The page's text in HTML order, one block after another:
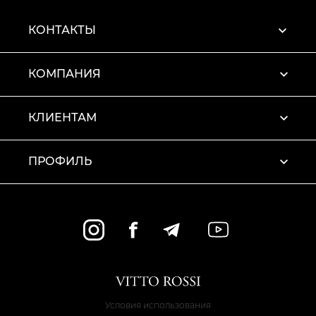
КОНТАКТЫ
КОМПАНИЯ
КЛИЕНТАМ
ПРОФИЛЬ
Условия использования